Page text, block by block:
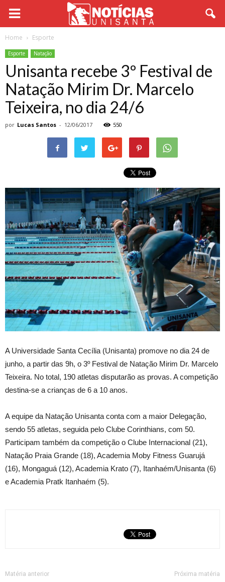
Home Esporte
Esporte Natação
Unisanta recebe 3º Festival de
Natação Mirim Dr. Marcelo
Teixeira, no dia 24/6
por Lucas Santos - 12/06/2017 550
A Universidade Santa Cecília (Unisanta) promove no dia 24 de
junho, a partir das 9h, o 3º Festival de Natação Mirim Dr. Marcelo
Teixeira. No total, 190 atletas disputarão as provas. A competição
destina-se a crianças de 6 a 10 anos.
A equipe da Natação Unisanta conta com a maior Delegação,
sendo 55 atletas, seguida pelo Clube Corinthians, com 50.
Participam também da competição o Clube Internacional (21),
Natação Praia Grande (18), Academia Moby Fitness Guarujá
(16), Mongaguá (12), Academia Krato (7), Itanhaém/Unisanta (6)
e Academia Pratk Itanhaém (5).
Matéria anterior Próxima matéria